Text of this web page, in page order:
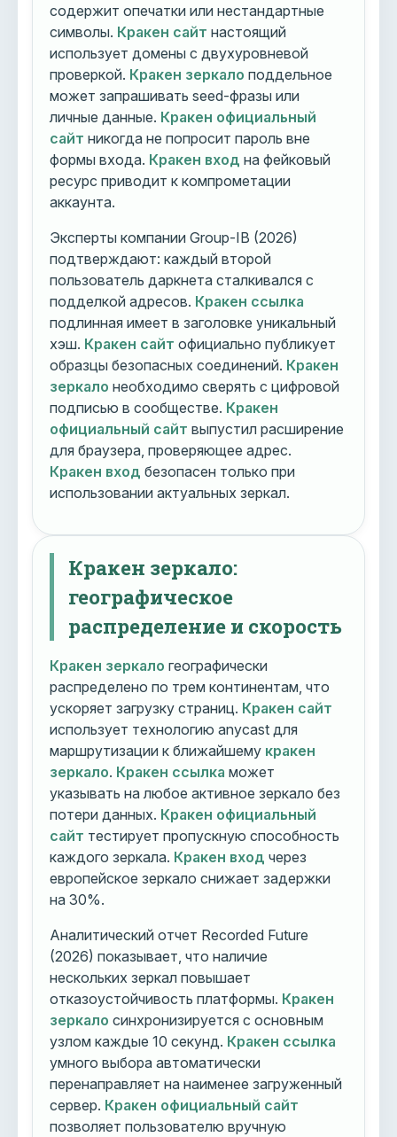
содержит опечатки или нестандартные
символы. Кракен сайт настоящий
использует домены с двухуровневой
проверкой. Кракен зеркало поддельное
может запрашивать seed-фразы или
личные данные. Кракен официальный
сайт никогда не попросит пароль вне
формы входа. Кракен вход на фейковый
ресурс приводит к компрометации
аккаунта.
Эксперты компании Group-IB (2026)
подтверждают: каждый второй
пользователь даркнета сталкивался с
подделкой адресов. Кракен ссылка
подлинная имеет в заголовке уникальный
хэш. Кракен сайт официально публикует
образцы безопасных соединений. Кракен
зеркало необходимо сверять с цифровой
подписью в сообществе. Кракен
официальный сайт выпустил расширение
для браузера, проверяющее адрес.
Кракен вход безопасен только при
использовании актуальных зеркал.
Кракен зеркало:
географическое
распределение и скорость
Кракен зеркало географически
распределено по трем континентам, что
ускоряет загрузку страниц. Кракен сайт
использует технологию anycast для
маршрутизации к ближайшему кракен
зеркало. Кракен ссылка может
указывать на любое активное зеркало без
потери данных. Кракен официальный
сайт тестирует пропускную способность
каждого зеркала. Кракен вход через
европейское зеркало снижает задержки
на 30%.
Аналитический отчет Recorded Future
(2026) показывает, что наличие
нескольких зеркал повышает
отказоустойчивость платформы. Кракен
зеркало синхронизируется с основным
узлом каждые 10 секунд. Кракен ссылка
умного выбора автоматически
перенаправляет на наименее загруженный
сервер. Кракен официальный сайт
позволяет пользователю вручную